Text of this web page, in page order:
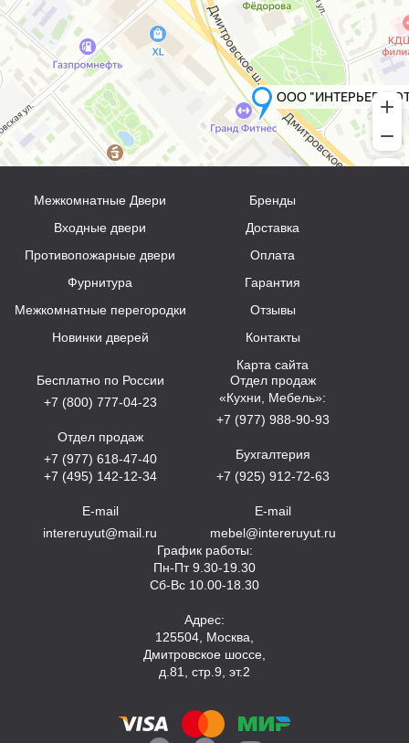
Межкомнатные Двери
Входные двери
Противопожарные двери
Фурнитура
Межкомнатные перегородки
Новинки дверей
Бренды
Доставка
Оплата
Гарантия
Отзывы
Контакты
Карта сайта
Бесплатно по России
+7 (800) 777-04-23
Отдел продаж
+7 (977) 618-47-40
+7 (495) 142-12-34
E-mail
intereruyut@mail.ru
Отдел продаж
«Кухни, Мебель»:
+7 (977) 988-90-93
Бухгалтерия
+7 (925) 912-72-63
E-mail
mebel@intereruyut.ru
График работы:
Пн-Пт 9.30-19.30
Сб-Вс 10.00-18.30
Адрес:
125504, Москва,
Дмитровское шоссе,
д.81, стр.9, эт.2